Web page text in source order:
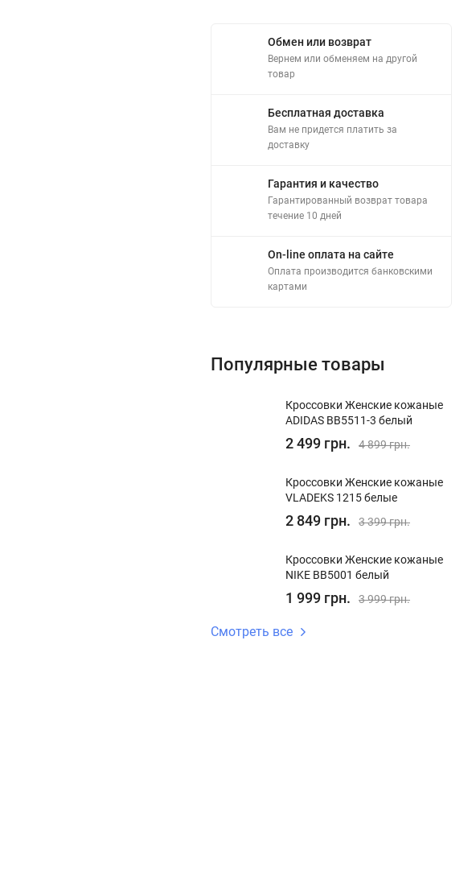
Обмен или возврат
Вернем или обменяем на другой
товар
Бесплатная доставка
Вам не придется платить за
доставку
Гарантия и качество
Гарантированный возврат товара
течение 10 дней
On-line оплата на сайте
Оплата производится банковскими
картами
Популярные товары
Кроссовки Женские кожаные
ADIDAS BB5511-3 белый
2 499 грн. 4 899 грн.
Кроссовки Женские кожаные
VLADEKS 1215 белые
2 849 грн. 3 399 грн.
Кроссовки Женские кожаные
NIKE BB5001 белый
1 999 грн. 3 999 грн.
Смотреть все